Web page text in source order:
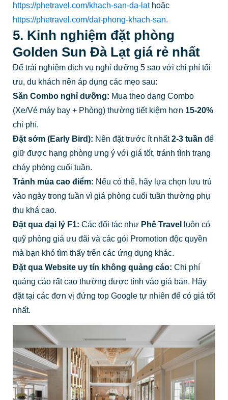
https://phetravel.com/khach-san-da-lathoặc
https://phetravel.com/dat-phong-khach-san.
5. Kinh nghiệm đặt phòng
Golden Sun Đà Lạt giá rẻ nhất
Để trải nghiệm dịch vụ nghỉ dưỡng 5 sao với chi phí tối
ưu, du khách nên áp dụng các mẹo sau:
Săn Combo nghỉ dưỡng: Mua theo dạng Combo
(Xe/Vé máy bay + Phòng) thường tiết kiệm hơn 15-20%
chi phí.
Đặt sớm (Early Bird): Nên đặt trước ít nhất2-3 tuần để
giữ được hạng phòng ưng ý với giá tốt, tránh tình trạng
cháy phòng cuối tuần.
Tránh mùa cao điểm: Nếu có thể, hãy lựa chọn lưu trú
vào ngày trong tuần vì giá phòng cuối tuần thường phụ
thu khá cao.
Đặt qua đại lý F1: Các đối tác như Phê Travel
luôn có
quỹ phòng giá ưu đãi và các gói Promotion độc quyền
mà bạn khó tìm thấy trên các ứng dụng khác.
Đặt qua Website uy tín không quảng cáo: Chi phí
quảng cáo rất cao thường được tính vào giá bán. Hãy
đặt tại các đơn vị đứng top Google tự nhiên để có giá tốt
nhất.